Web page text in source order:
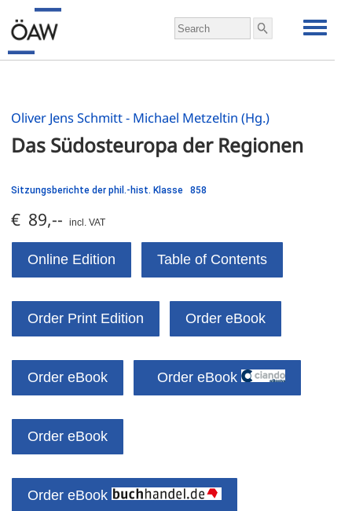
Oliver Jens Schmitt - Michael Metzeltin (Hg.)
Das Südosteuropa der Regionen
Sitzungsberichte der phil.-hist. Klasse 858
€ 89,-- incl. VAT
Online Edition Table of Contents
Order Print Edition Order eBook
Order eBook Order eBook
Order eBook
Order eBook